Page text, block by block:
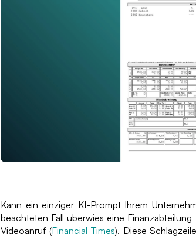
Kann ein einziger KI-Prompt Ihrem
beachteten Fall überwies eine
Videoanruf (Financial Times). Diese